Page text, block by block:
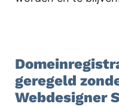
geregeld
Webdesigner